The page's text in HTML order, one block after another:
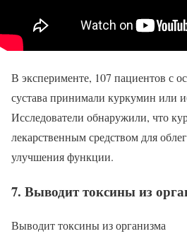
В эксперименте, 107 пациентов с
сустава принимали куркумин или
Исследователи обнаружили, что
лекарственным средством для
улучшения функции.
7. Выводит токсины из
Выводит токсины из организма